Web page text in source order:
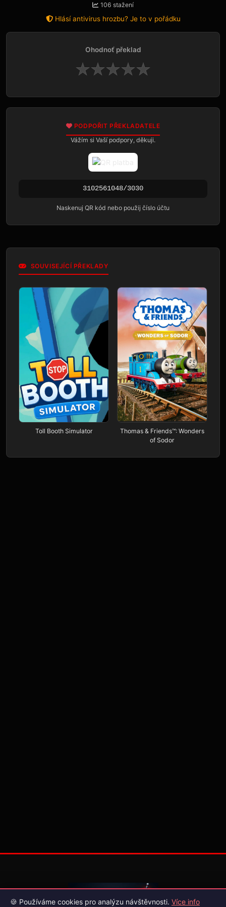
106 stažení
Hlásí antivirus hrozbu? Je to v pořádku
Ohodnoť překlad
★★★★★
PODPOŘIT PŘEKLADATELE
Vážím si Vaší podpory, děkuji.
3102561048/3030
Naskenuj QR kód nebo použij číslo účtu
SOUVISEJÍCÍ PŘEKLADY
Toll Booth Simulator
Thomas & Friends™: Wonders
of Sodor
🍪 Používáme cookies pro analýzu návštěvnosti. Více info